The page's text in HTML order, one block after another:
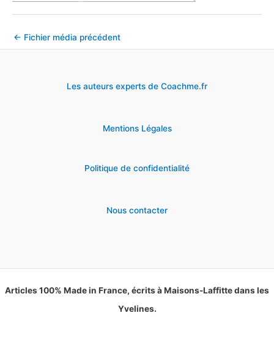
← Fichier média précédent
Les auteurs experts de Coachme.fr
Mentions Légales
Politique de confidentialité
Nous contacter
Articles 100% Made in France, écrits à Maisons-Laffitte dans les
Yvelines.